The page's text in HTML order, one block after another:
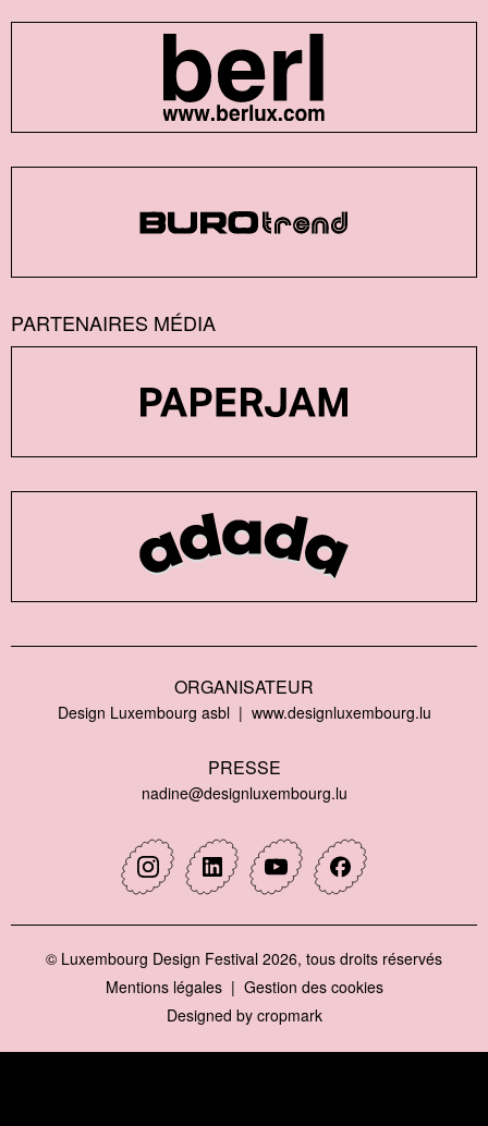
PARTENAIRES MÉDIA
ORGANISATEUR
Design Luxembourg asbl www.designluxembourg.lu
PRESSE
nadine@designluxembourg.lu
InstagramLinkedinYoutubeFacebook
© Luxembourg Design Festival 2026, tous droits réservés
Mentions légales
Gestion des cookies
Designed by cropmark